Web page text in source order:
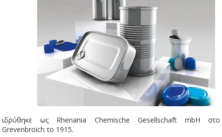
ιδρύθηκε ως Rhenania Chemische Gesellschaft mbH στο
Grevenbroich το 1915.